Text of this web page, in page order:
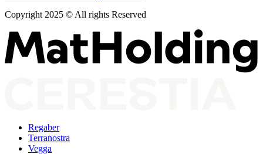
Copyright 2025 © All rights Reserved
Regaber
Terranostra
Vegga